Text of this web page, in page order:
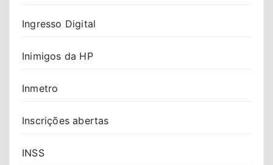
Ingresso Digital
Inimigos da HP
Inmetro
Inscrições abertas
INSS